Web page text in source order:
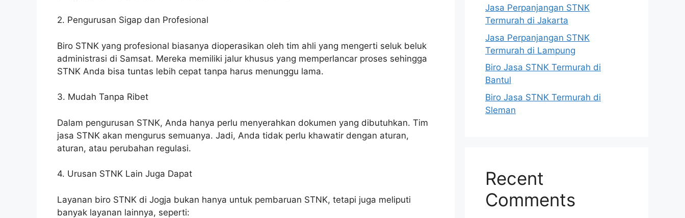
2. Pengurusan Sigap dan Profesional
Biro STNK yang profesional biasanya dioperasikan oleh tim ahli yang mengerti seluk beluk
administrasi di Samsat. Mereka memiliki jalur khusus yang memperlancar proses sehingga
STNK Anda bisa tuntas lebih cepat tanpa harus menunggu lama.
3. Mudah Tanpa Ribet
Dalam pengurusan STNK, Anda hanya perlu menyerahkan dokumen yang dibutuhkan. Tim
jasa STNK akan mengurus semuanya. Jadi, Anda tidak perlu khawatir dengan aturan,
aturan, atau perubahan regulasi.
4. Urusan STNK Lain Juga Dapat
Layanan biro STNK di Jogja bukan hanya untuk pembaruan STNK, tetapi juga meliputi
banyak layanan lainnya, seperti:
Jasa Perpanjangan STNK
Termurah di Jakarta
Jasa Perpanjangan STNK
Termurah di Lampung
Biro Jasa STNK Termurah di
Bantul
Biro Jasa STNK Termurah di
Sleman
Recent
Comments